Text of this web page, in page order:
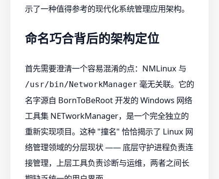
示了一种值得参考的现代化系统管理应用架构。
命名巧合背后的架构定位
首先需要澄清一个容易混淆的点：NMLinux 与
/usr/bin/NetworkManager 毫无关联。它的
名字源自 BornToBeRoot 开发的 Windows 网络
工具集 NETworkManager，是一个完全独立的
重新实现项目。这种 "撞名" 恰恰揭示了 Linux 网
络管理领域的分层现状 —— 底层守护进程负责连
接管理，上层工具负责诊断与运维，两者之间长